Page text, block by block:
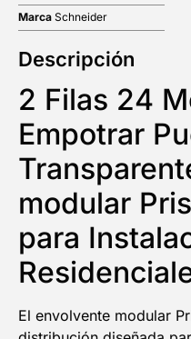
Marca Schneider
Descripción
2 Filas 24
Empotrar
modular
para
El envolvente modular